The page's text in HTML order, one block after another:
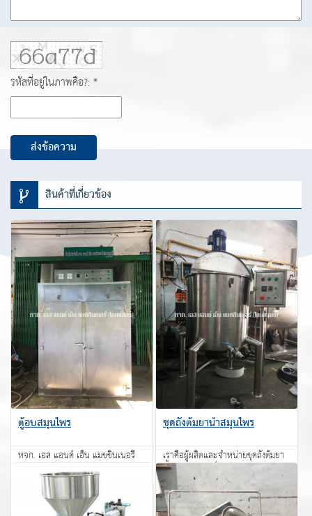
รหัสที่อยู่ในภาพคือ?: *
ส่งข้อความ
สินค้าที่เกี่ยวข้อง
ตู้อบสมุนไพร
หจก. เอส แอนด์ เอ็น แมชชินเนอรี่
(ไทยแลนด์) จำหน่ายตู้อบสมุนไพร
สอบถาม
ชุดถังต้มยาน้ำสมุนไพร
เราคือผู้ผลิตและจำหน่ายชุดถังต้มยา
น้ำสมุนไพร, เครื่องจักรอาหารเสริม,
เครื่องจักรโรงงานอุตสาหรรม ฯลฯ
สอบถาม